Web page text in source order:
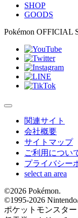
SHOP
GOODS
Pokémon OFFICIAL
関連サイト
会社概要
サイトマップ
ご利用につい
プライバシー
select an area
©2026 Pokémon.
©1995-2026
ポケットモンスタ